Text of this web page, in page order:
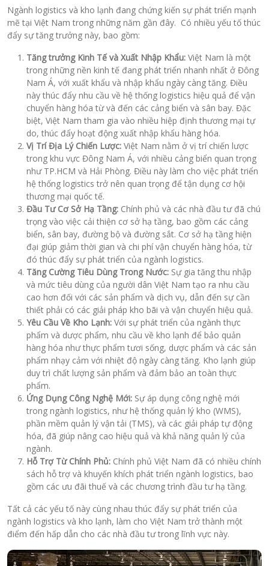
Ngành logistics và kho lạnh đang chứng kiến sự phát triển mạnh
mẽ tại Việt Nam trong những năm gần đây. Có nhiều yếu tố thúc
đẩy sự tăng trưởng này, bao gồm:
Tăng trưởng Kinh Tế và Xuất Nhập Khẩu: Việt Nam là một
trong những nền kinh tế đang phát triển nhanh nhất ở Đông
Nam Á, với xuất khẩu và nhập khẩu ngày càng tăng. Điều
này thúc đẩy nhu cầu về hệ thống logistics hiệu quả để vận
chuyển hàng hóa từ và đến các cảng biển và sân bay. Đặc
biệt, Việt Nam tham gia vào nhiều hiệp định thương mại tự
do, thúc đẩy hoạt động xuất nhập khẩu hàng hóa.
Vị Trí Địa Lý Chiến Lược: Việt Nam nằm ở vị trí chiến lược
trong khu vực Đông Nam Á, với nhiều cảng biển quan trọng
như TP.HCM và Hải Phòng. Điều này làm cho việc phát triển
hệ thống logistics trở nên quan trọng để tận dụng cơ hội
thương mại quốc tế.
Đầu Tư Cơ Sở Hạ Tầng: Chính phủ và các nhà đầu tư đã chú
trọng vào việc cải thiện cơ sở hạ tầng, bao gồm các cảng
biển, sân bay, đường bộ và đường sắt. Cơ sở hạ tầng hiện
đại giúp giảm thời gian và chi phí vận chuyển hàng hóa, từ
đó thúc đẩy sự phát triển của ngành logistics.
Tăng Cường Tiêu Dùng Trong Nước: Sự gia tăng thu nhập
và mức tiêu dùng của người dân Việt Nam tạo ra nhu cầu
cao hơn đối với các sản phẩm và dịch vụ, dẫn đến sự cần
thiết phải có các giải pháp kho bãi và vận chuyển hiệu quả.
Yêu Cầu Về Kho Lạnh: Với sự phát triển của ngành thực
phẩm và dược phẩm, nhu cầu về kho lạnh để bảo quản
hàng hóa như thực phẩm tươi sống, dược phẩm và các sản
phẩm nhạy cảm với nhiệt độ ngày càng tăng. Kho lạnh giúp
duy trì chất lượng sản phẩm và đảm bảo an toàn thực
phẩm.
Ứng Dụng Công Nghệ Mới: Sự áp dụng công nghệ mới
trong ngành logistics, như hệ thống quản lý kho (WMS),
phần mềm quản lý vận tải (TMS), và các giải pháp tự động
hóa, đã giúp nâng cao hiệu quả và khả năng quản lý của
ngành.
Hỗ Trợ Từ Chính Phủ: Chính phủ Việt Nam đã có nhiều chính
sách hỗ trợ và khuyến khích phát triển ngành logistics, bao
gồm các ưu đãi thuế và các chương trình đầu tư hạ tầng.
Tất cả các yếu tố này cùng nhau thúc đẩy sự phát triển của
ngành logistics và kho lạnh, làm cho Việt Nam trở thành một
điểm đến hấp dẫn cho các nhà đầu tư trong lĩnh vực này.